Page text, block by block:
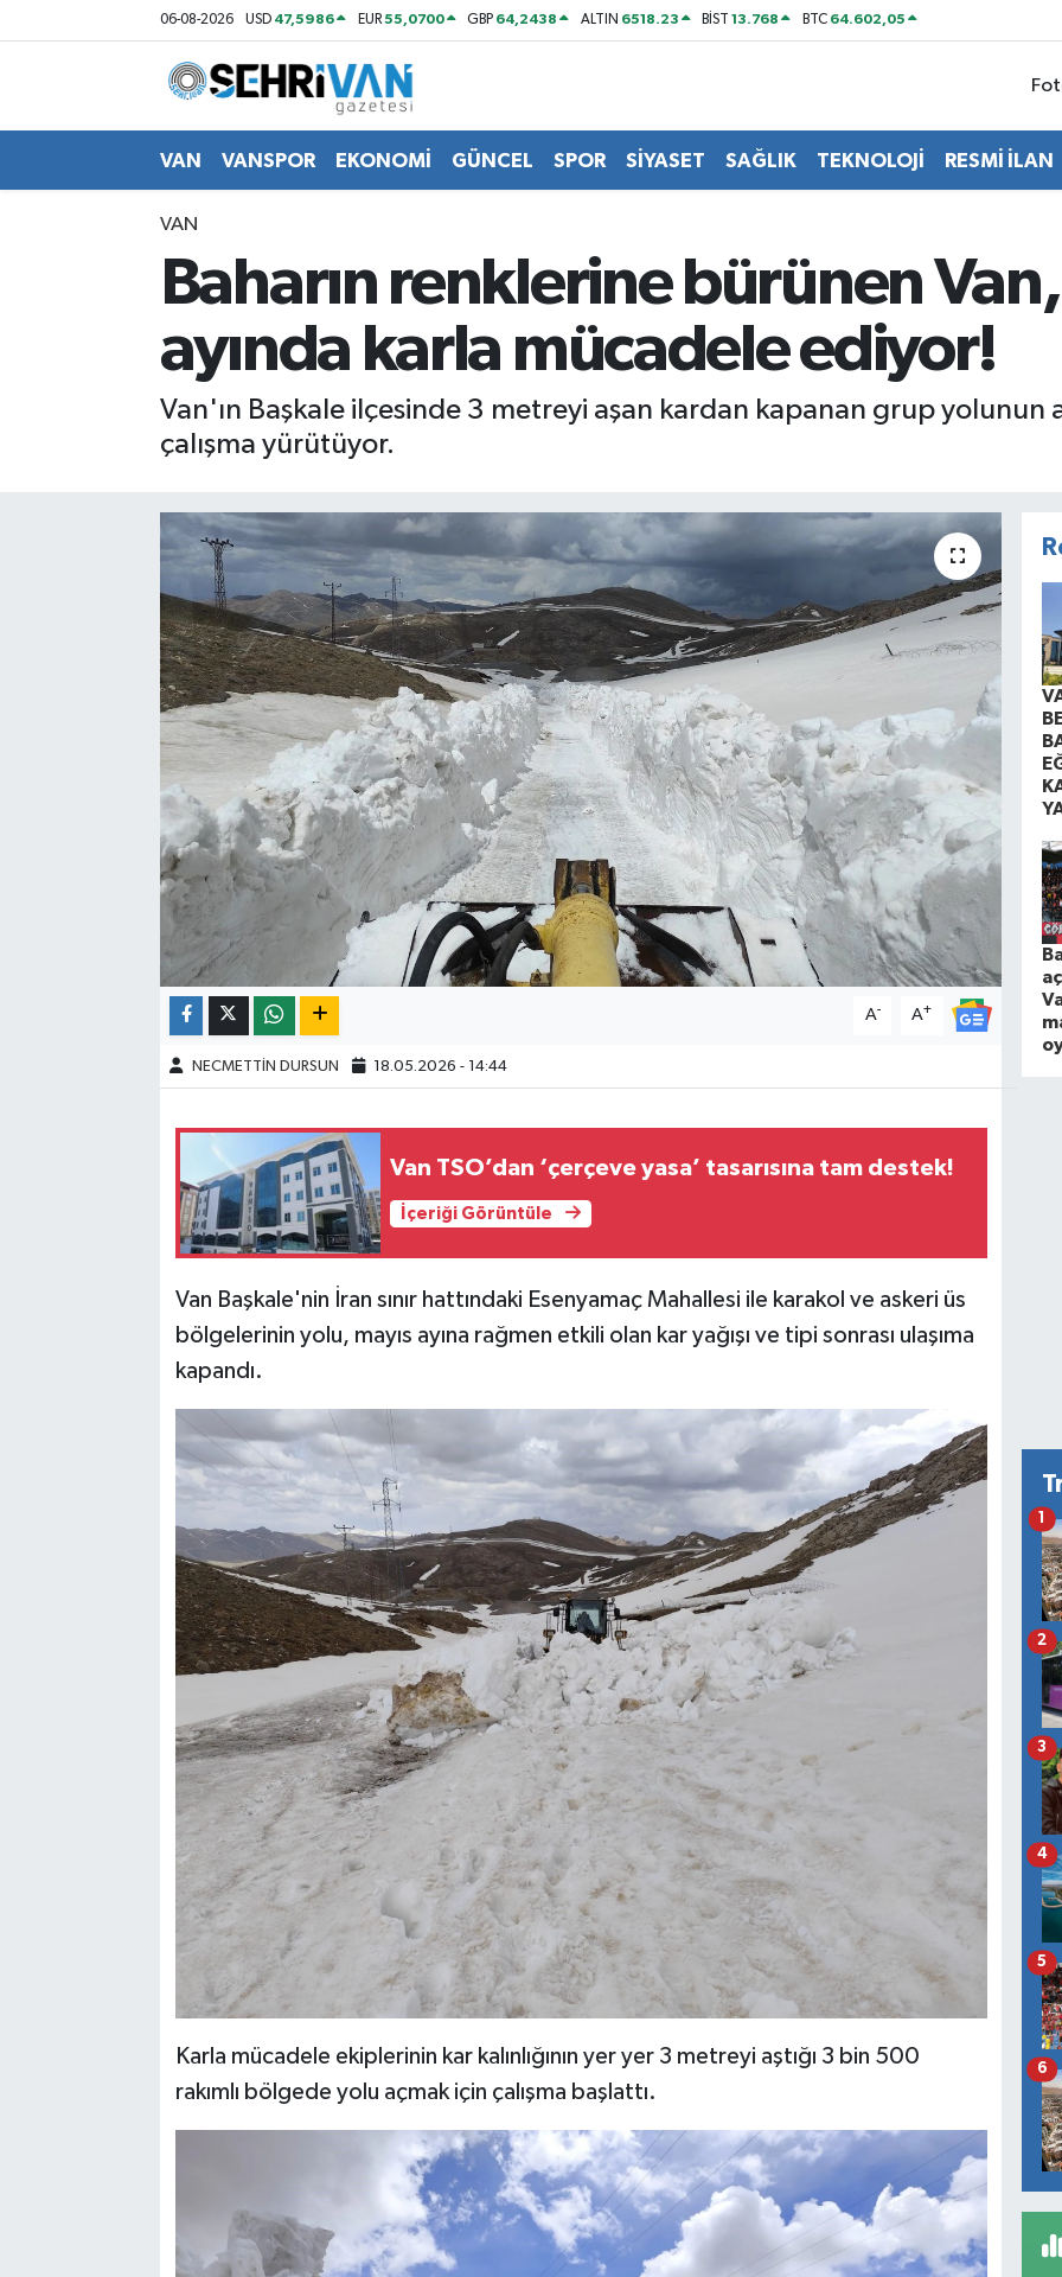
06-08-2026 USD 47,5986 EUR55,0700 GBP 64,2438 ALTIN 6518.23 BİST13.768 BTC 64.602,05
VAN VANSPOR EKONOMİ GÜNCEL SPOR SİYASET SAĞLIK TEKNOLOJİ RESMİ İLAN
VAN
Baharın renklerine bürünen Van,
ayında karla mücadele ediyor!
Van'ın Başkale ilçesinde 3 metreyi aşan kardan kapanan grup yolunun
çalışma yürütüyor.
A- A+
NECMETTİN DURSUN 18.05.2026 - 14:44
Van TSO’dan ‘çerçeve yasa’ tasarısına tam destek!
İçeriği Görüntüle
Van Başkale'nin İran sınır hattındaki Esenyamaç Mahallesi ile karakol ve askeri üs
bölgelerinin yolu, mayıs ayına rağmen etkili olan kar yağışı ve tipi sonrası ulaşıma
kapandı.
Karla mücadele ekiplerinin kar kalınlığının yer yer 3 metreyi aştığı 3 bin 500
rakımlı bölgede yolu açmak için çalışma başlattı.
1
2
3
4
5
6
Van Nöbetçi Eczaneler
Van Hava Durumu
Van Trafik Yoğunluk Haritası
Süper Lig Puan Durumu ve Fikstür
Son Dakika Haberleri
Haber Arşivi